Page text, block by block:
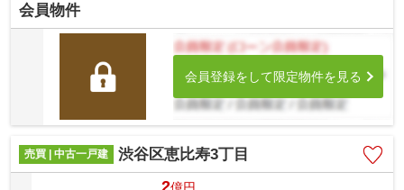
会員物件
会員登録をして限定物件を見る
売買 | 中古一戸建 渋谷区恵比寿3丁目
2億円